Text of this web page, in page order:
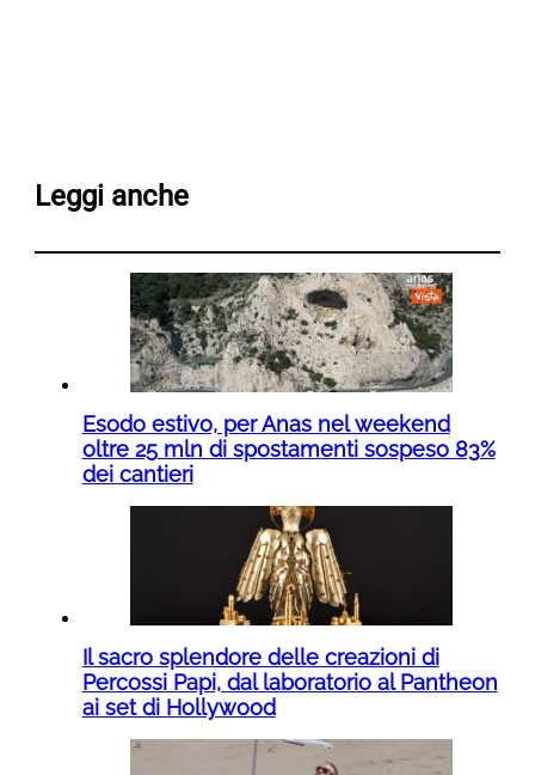
Leggi anche
Esodo estivo, per Anas nel weekend
oltre 25 mln di spostamenti sospeso 83%
dei cantieri
Il sacro splendore delle creazioni di
Percossi Papi, dal laboratorio al Pantheon
ai set di Hollywood